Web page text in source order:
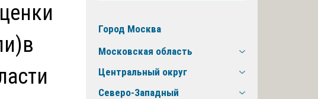
Город Москва
Московская область
Центральный округ
Северо-Западный